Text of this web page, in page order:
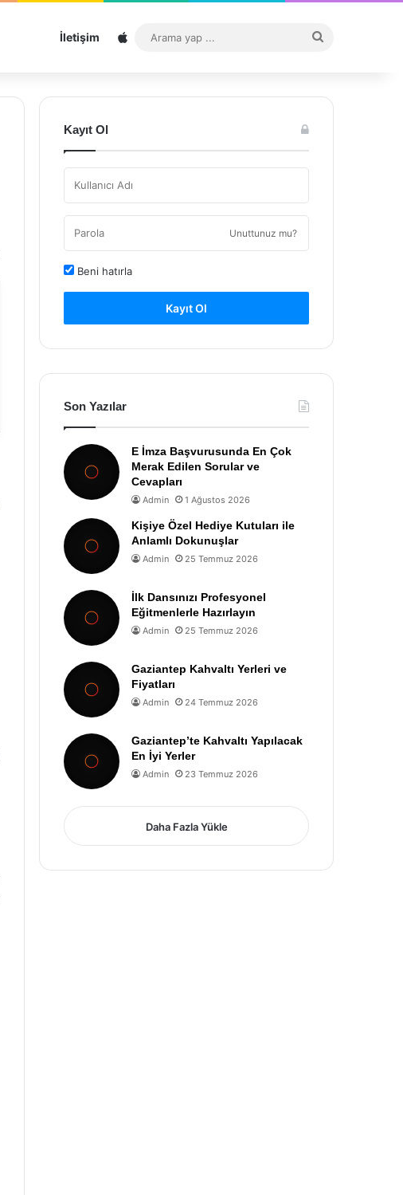
İletişim Sitemap
...
Kayıt Ol
Unuttunuz mu?
Beni hatırla
Kayıt Ol
Son Yazılar
E İmza Başvurusunda En Çok
Merak Edilen Sorular ve
Cevapları
Admin 1 Ağustos 2026
Kişiye Özel Hediye Kutuları ile
Anlamlı Dokunuşlar
Admin 25 Temmuz 2026
İlk Dansınızı Profesyonel
Eğitmenlerle Hazırlayın
Admin 25 Temmuz 2026
Gaziantep Kahvaltı Yerleri ve
Fiyatları
Admin 24 Temmuz 2026
Gaziantep’te Kahvaltı Yapılacak
En İyi Yerler
Admin 23 Temmuz 2026
Daha Fazla Yükle